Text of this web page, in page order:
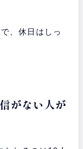
、休日はしっ
がない人が